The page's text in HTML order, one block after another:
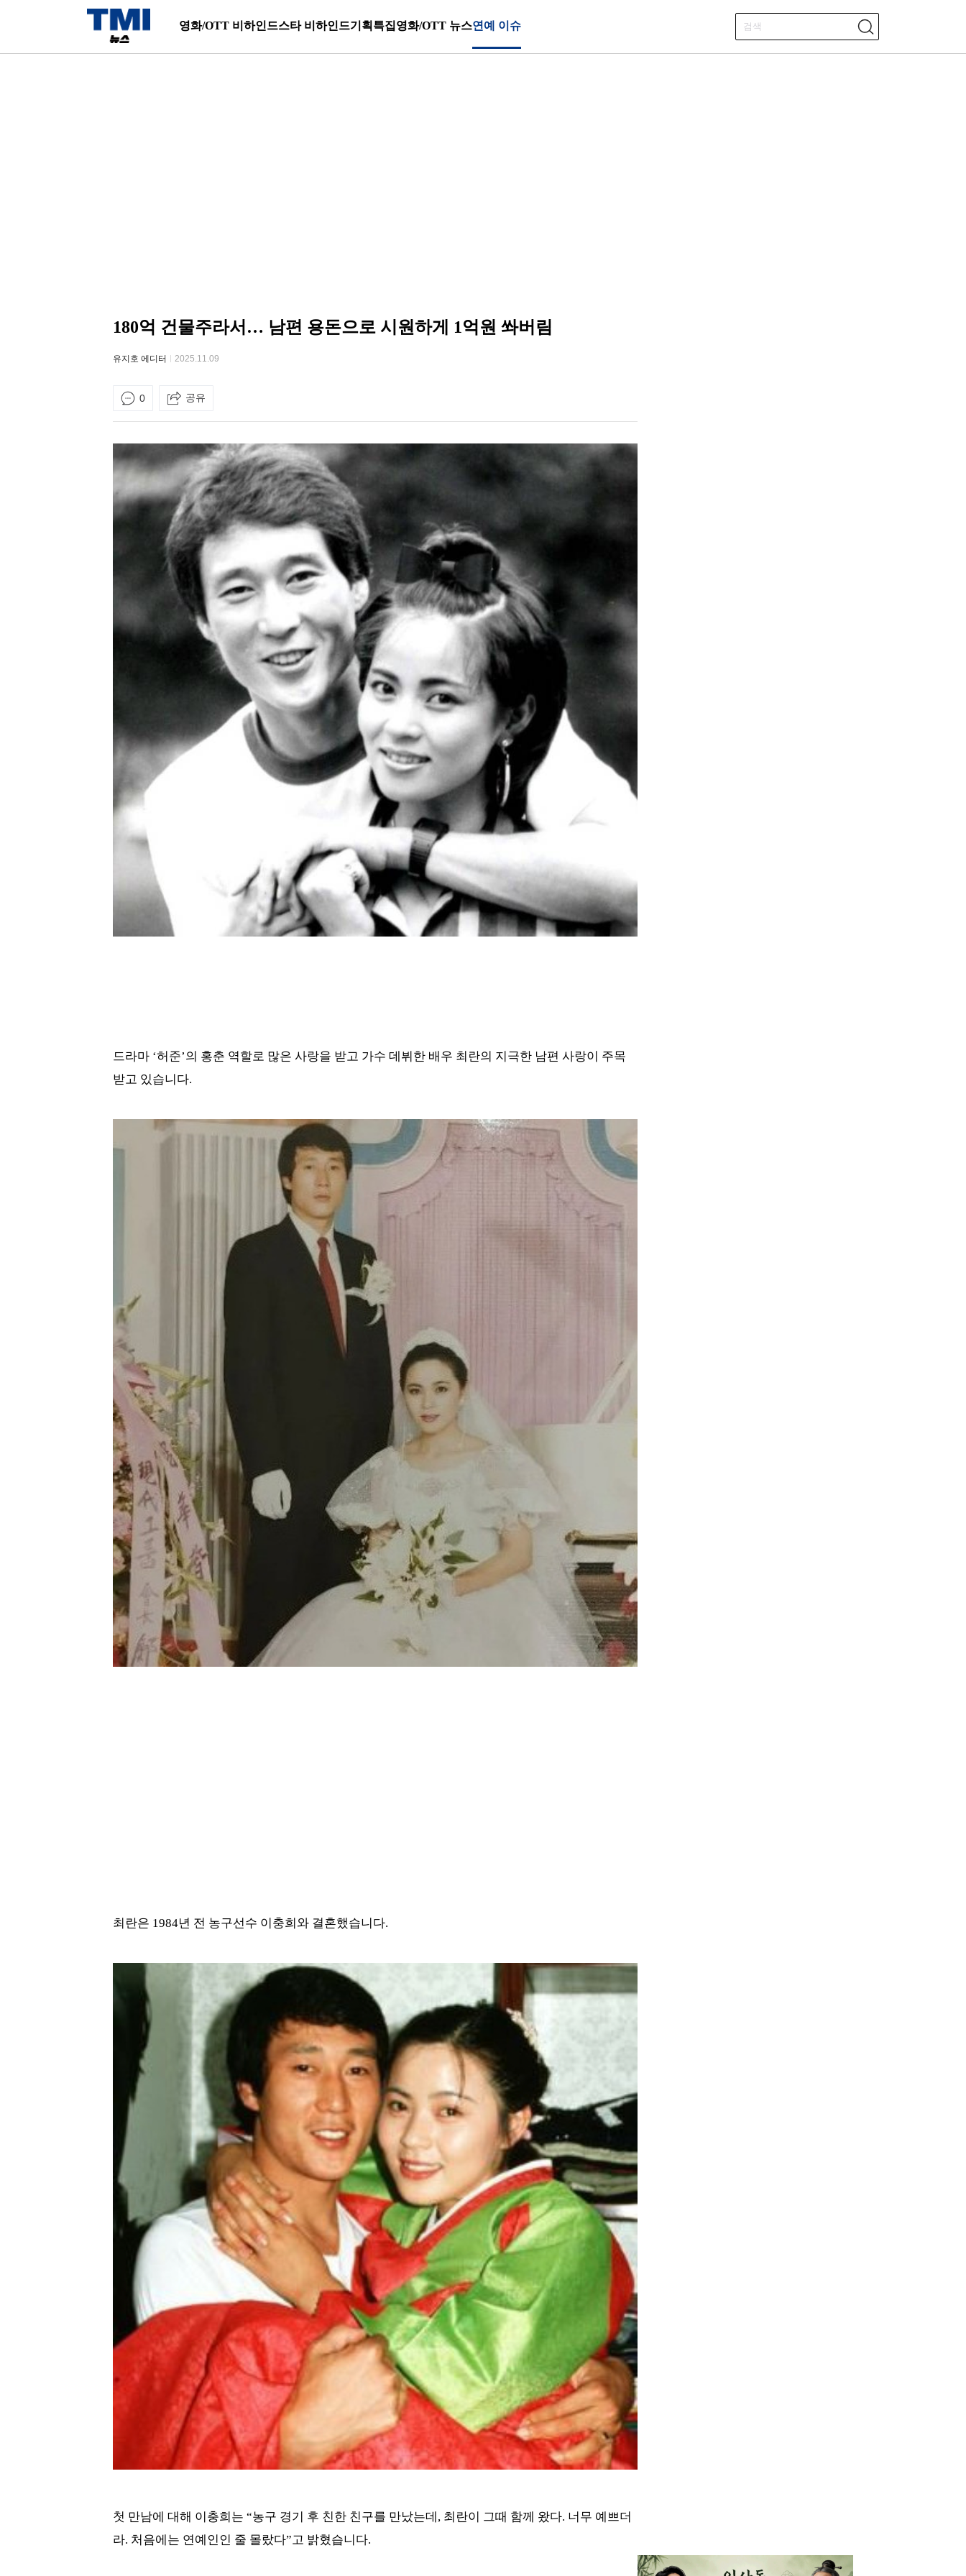
영화/OTT 비하인드스타 비하인드기획특집영화/OTT 뉴스연예 이슈
180억 건물주라서… 남편 용돈으로 시원하게 1억원 쏴버림
유지호 에디터 2025.11.09
0 공유
드라마 ‘허준’의 홍춘 역할로 많은 사랑을 받고 가수 데뷔한 배우 최란의 지극한 남편 사랑이 주목
받고 있습니다.
최란은 1984년 전 농구선수 이충희와 결혼했습니다.
첫 만남에 대해 이충희는 “농구 경기 후 친한 친구를 만났는데, 최란이 그때 함께 왔다. 너무 예쁘더
라. 처음에는 연예인인 줄 몰랐다”고 밝혔습니다.